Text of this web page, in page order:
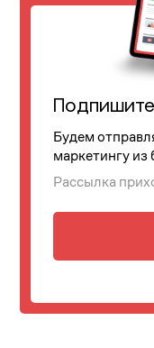
Будем
маркетингу из
Рассылка